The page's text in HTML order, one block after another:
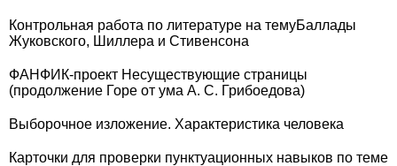
Контрольная работа по литературе на темуБаллады
Жуковского, Шиллера и Стивенсона
ФАНФИК-проект Несуществующие страницы
(продолжение Горе от ума А. С. Грибоедова)
Выборочное изложение. Характеристика человека
Карточки для проверки пунктуационных навыков по теме